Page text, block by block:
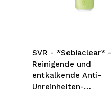
SVR - *Sebiaclear* -
Reinigende und
entkalkende Anti-
Unreinheiten-